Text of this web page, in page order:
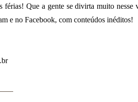
férias! Que a gente se divirta muito nesse
e no Facebook, com conteúdos inéditos!